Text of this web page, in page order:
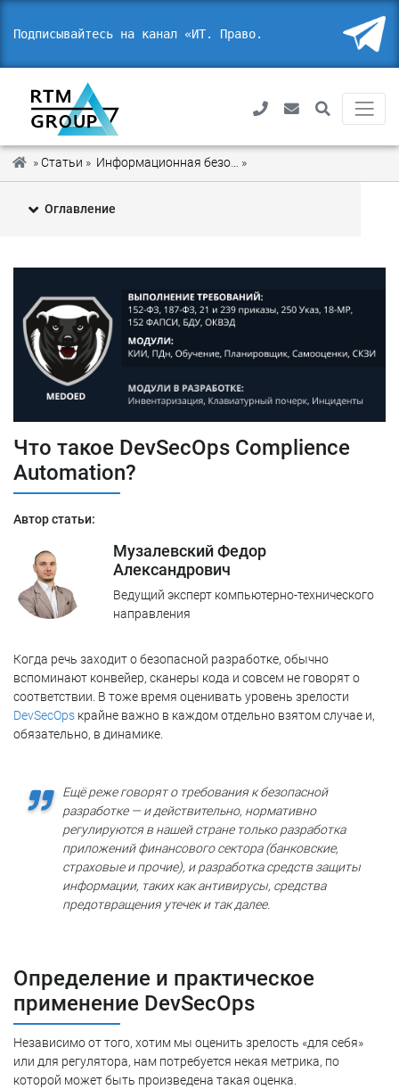
Подписывайтесь на канал «ИТ. Право. Безоп
»Статьи » Информационная безопасность »
Оглавление
Шаблоны для безопасной разработки в команде
Что такое DevSecOps Complience
Automation?
Автор статьи:
Музалевский Федор
Александрович
Ведущий эксперт компьютерно-технического
направления
Когда речь заходит о безопасной разработке, обычно
вспоминают конвейер, сканеры кода и совсем не говорят о
соответствии. В тоже время оценивать уровень зрелости
DevSecOps крайне важно в каждом отдельно взятом случае и,
обязательно, в динамике.
Ещё реже говорят о требования к безопасной
разработке — и действительно, нормативно
регулируются в нашей стране только разработка
приложений финансового сектора (банковские,
страховые и прочие), и разработка средств защиты
информации, таких как антивирусы, средства
предотвращения утечек и так далее.
Определение и практическое
применение DevSecOps
Независимо от того, хотим мы оценить зрелость «для себя»
или для регулятора, нам потребуется некая метрика, по
которой может быть произведена такая оценка.